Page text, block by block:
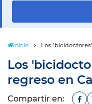
Inicio Los
Los
regreso en
Compartir en: